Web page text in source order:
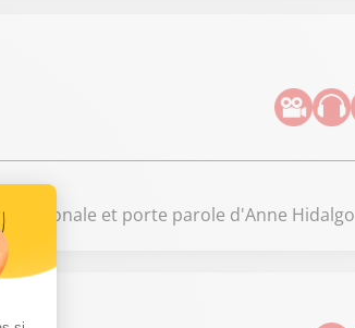
nationale et porte parole d'Anne Hidalgo